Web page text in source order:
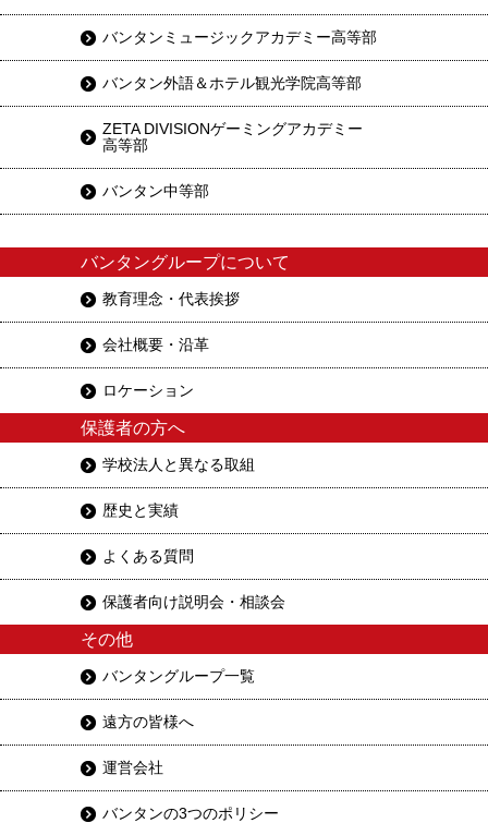
バンタンミュージックアカデミー高等部
バンタン外語＆ホテル観光学院高等部
ZETA DIVISIONゲーミングアカデミー
高等部
バンタン中等部
バンタングループについて
教育理念・代表挨拶
会社概要・沿革
ロケーション
保護者の方へ
学校法人と異なる取組
歴史と実績
よくある質問
保護者向け説明会・相談会
その他
バンタングループ一覧
遠方の皆様へ
運営会社
バンタンの3つのポリシー